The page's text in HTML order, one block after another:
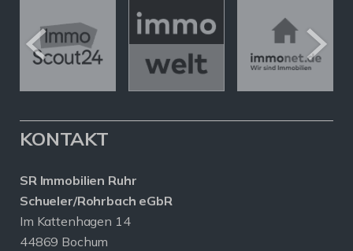
KONTAKT
SR Immobilien Ruhr
Schueler/Rohrbach eGbR
Im Kattenhagen 14
44869 Bochum